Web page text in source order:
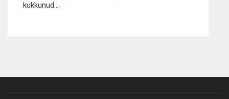
kukkunud...